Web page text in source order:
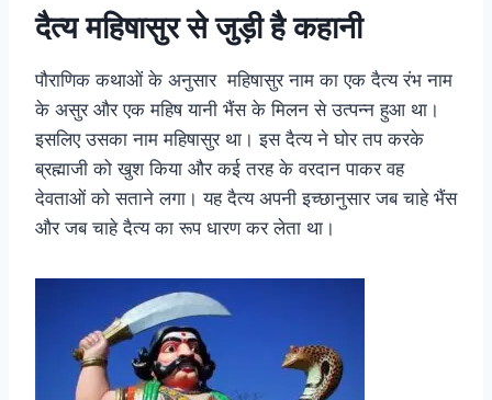
दैत्य महिषासुर से जुड़ी है कहानी
पौराणिक कथाओं के अनुसार महिषासुर नाम का एक दैत्य रंभ नाम
के असुर और एक महिष यानी भैंस के मिलन से उत्पन्न हुआ था।
इसलिए उसका नाम महिषासुर था। इस दैत्य ने घोर तप करके
ब्रह्माजी को खुश किया और कई तरह के वरदान पाकर वह
देवताओं को सताने लगा। यह दैत्य अपनी इच्छानुसार जब चाहे भैंस
और जब चाहे दैत्य का रूप धारण कर लेता था।